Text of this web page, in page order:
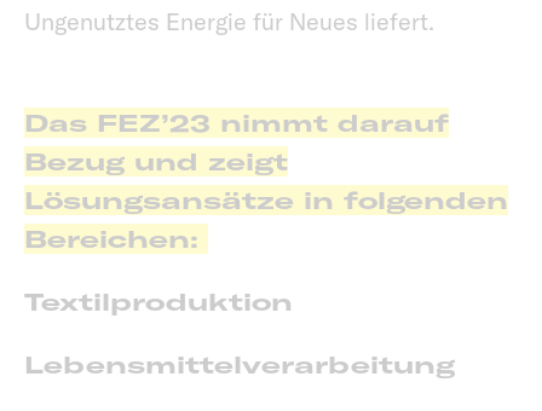
Ungenutztes Energie für Neues liefert.
Das FEZ’23 nimmt darauf
Bezug und zeigt
Lösungsansätze in folgenden
Bereichen:
Textilproduktion
Lebensmittelverarbeitung